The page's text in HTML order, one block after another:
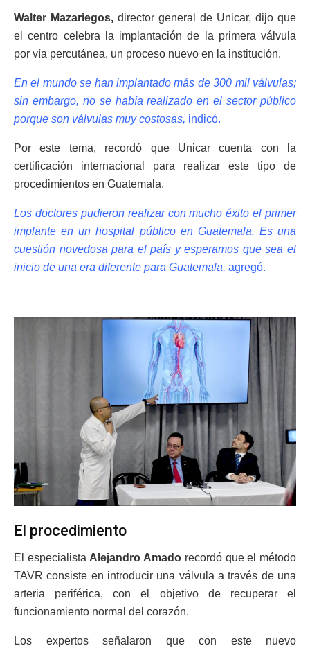
Walter Mazariegos, director general de Unicar, dijo que
el centro celebra la implantación de la primera válvula
por vía percutánea, un proceso nuevo en la institución.
En el mundo se han implantado más de 300 mil válvulas;
sin embargo, no se había realizado en el sector público
porque son válvulas muy costosas, indicó.
Por este tema, recordó que Unicar cuenta con la
certificación internacional para realizar este tipo de
procedimientos en Guatemala.
Los doctores pudieron realizar con mucho éxito el primer
implante en un hospital público en Guatemala. Es una
cuestión novedosa para el país y esperamos que sea el
inicio de una era diferente para Guatemala, agregó.
El procedimiento
El especialista Alejandro Amado recordó que el método
TAVR consiste en introducir una válvula a través de una
arteria periférica, con el objetivo de recuperar el
funcionamiento normal del corazón.
Los expertos señalaron que con este nuevo